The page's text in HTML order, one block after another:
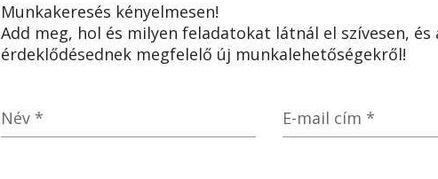
Munkakeresés kényelmesen!
Add meg, hol és milyen feladatokat látnál el szívesen,
érdeklődésednek megfelelő új munkalehetőségekről!
Név * E-mail cím *